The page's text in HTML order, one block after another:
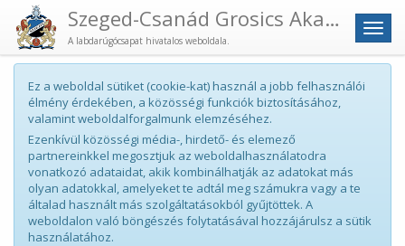
Menü
Szeged-Csanád Grosics Akadémia
A labdarúgócsapat hivatalos weboldala.
Ez a weboldal sütiket (cookie-kat) használ a jobb felhasználói
élmény érdekében, a közösségi funkciók biztosításához,
valamint weboldalforgalmunk elemzéséhez.
Ezenkívül közösségi média-, hirdető- és elemező
partnereinkkel megosztjuk az weboldalhasználatodra
vonatkozó adataidat, akik kombinálhatják az adatokat más
olyan adatokkal, amelyeket te adtál meg számukra vagy a te
általad használt más szolgáltatásokból gyűjtöttek. A
weboldalon való böngészés folytatásával hozzájárulsz a sütik
használatához.